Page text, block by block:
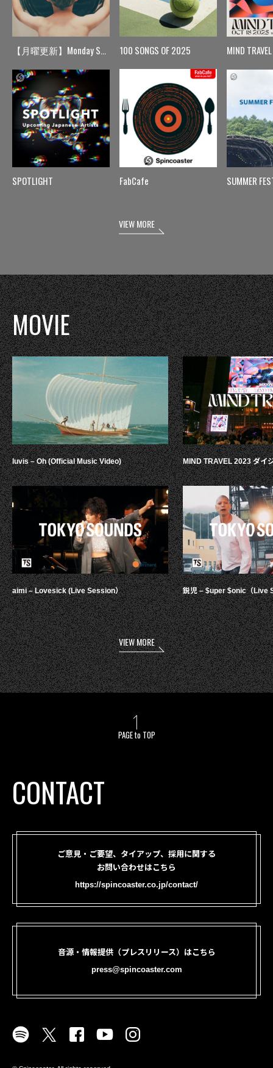
【月曜更新】Monday Spin
SPOTLIGHT
100 SONGS OF 2025
FabCafe
MIND TRAVEL
SUMMER
VIEW MORE
MOVIE
luvis – Oh (Official Music Video)
aimi – Lovesick (Live Session）
MIND TRAVEL 2023 ダイ
鋭児 – $uper $onic（Live
VIEW MORE
PAGE to TOP
CONTACT
ご意見・ご要望、タイアップ、採用に関する
お問い合わせはこちら
https://spincoaster.co.jp/contact/
音源・情報提供（プレスリリース）はこちら
press@spincoaster.com